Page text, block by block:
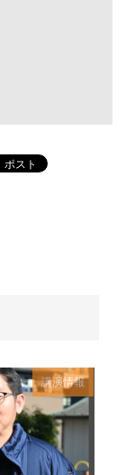
講演情報